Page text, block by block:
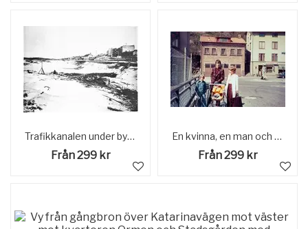
Trafikkanalen under byggnad norr om klaffbron. Stadshuset till höger under byggnad. Trollhättan
Från 299 kr
En kvinna, en man och två barn, det ena i barnvagn, står på Forsebron i Mölndal, 1970-tal. I bakgrunden till vänster ses del av gaveln till huset Kvarnbygatan 4. I mitten ses Kvarnbygatan 41, tidigare brandstation och garage för polisbilar, numera Mölndals målarskola. Till höger ses del av huset Kvarnbygatan 43, tidigare Mölndals stadshus, sedermera musikskola. För mer information om bilden se under tilläggsinformation.
Från 299 kr